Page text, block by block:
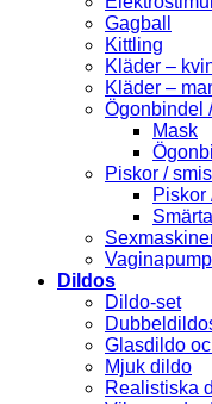
Gagball
Kittling
Kläder –
Kläder –
Ögonbindel
Mask
Piskor /
Piskor
Smärta
Vaginapump
Dildos
Dildo-set
Glasdildo
Mjuk dildo
Realistiska